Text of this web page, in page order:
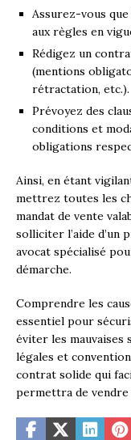
Assurez-vous
aux règles en
Rédigez un
(mentions
rétractation, etc.).
Prévoyez des
conditions et
obligations
Ainsi, en étant
mettrez toutes les
mandat de vente
solliciter l’aide d’un
avocat spécialisé
démarche.
Comprendre les
essentiel pour
éviter les mauvaises
légales et
contrat solide qui
permettra de vendre